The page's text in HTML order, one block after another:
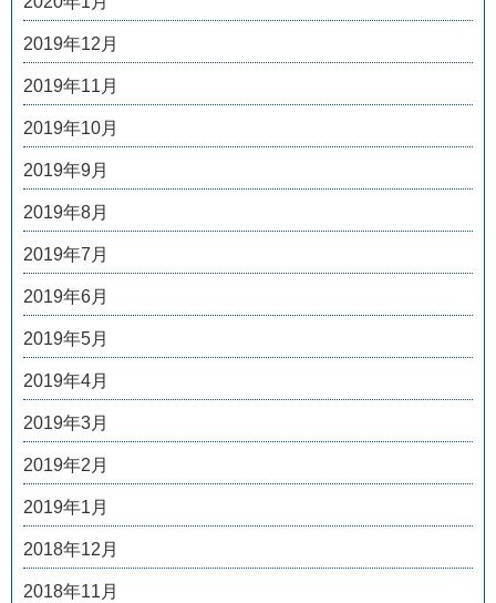
2019年12月
2019年11月
2019年10月
2019年9月
2019年8月
2019年7月
2019年6月
2019年5月
2019年4月
2019年3月
2019年2月
2019年1月
2018年12月
2018年11月